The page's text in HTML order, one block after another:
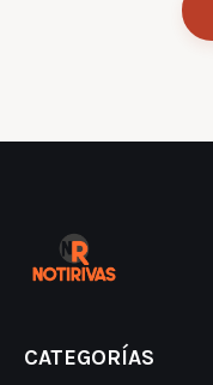
CATEGORÍAS